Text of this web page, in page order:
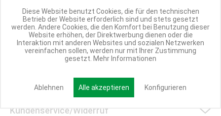
E-MAIL*
Anmelden
Kundenservice/Widerruf
Diese Website benutzt Cookies, die für den technischen
Betrieb der Website erforderlich sind und stets gesetzt
werden. Andere Cookies, die den Komfort bei Benutzung dieser
Website erhöhen, der Direktwerbung dienen oder die
Interaktion mit anderen Websites und sozialen Netzwerken
vereinfachen sollen, werden nur mit Ihrer Zustimmung
gesetzt. Mehr Informationen
Ablehnen Alle akzeptieren Konfigurieren